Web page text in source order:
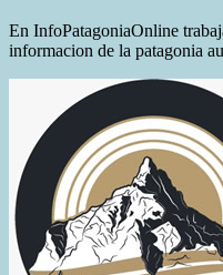
En InfoPatagoniaOnline
informacion de la patagonia